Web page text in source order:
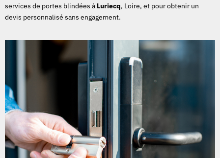
services de portes blindées à Luriecq, Loire, et pour obtenir un
devis personnalisé sans engagement.